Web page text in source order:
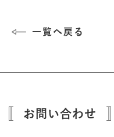
一覧へ戻る
お問い合わせ